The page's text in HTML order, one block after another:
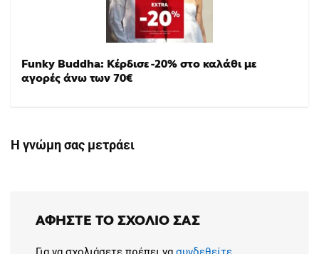
Funky Buddha: Κέρδισε -20% στο καλάθι με
αγορές άνω των 70€
Η γνώμη σας μετράει
ΑΦΉΣΤΕ ΤΟ ΣΧΌΛΙΟ ΣΑΣ